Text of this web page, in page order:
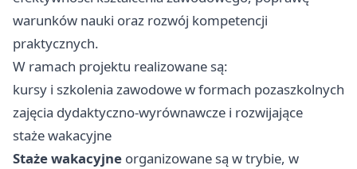
warunków nauki oraz rozwój kompetencji
praktycznych.
W ramach projektu realizowane są:
kursy i szkolenia zawodowe w formach pozaszkolnych
zajęcia dydaktyczno-wyrównawcze i rozwijające
staże wakacyjne
Staże wakacyjne organizowane są w trybie, w